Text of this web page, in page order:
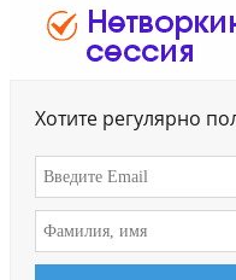
Хотите регулярно